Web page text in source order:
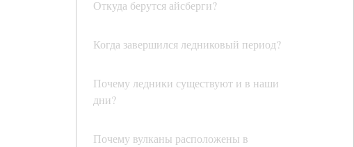
Откуда берутся айсберги?
Когда завершился ледниковый период?
Почему ледники существуют и в наши
дни?
Почему вулканы расположены в